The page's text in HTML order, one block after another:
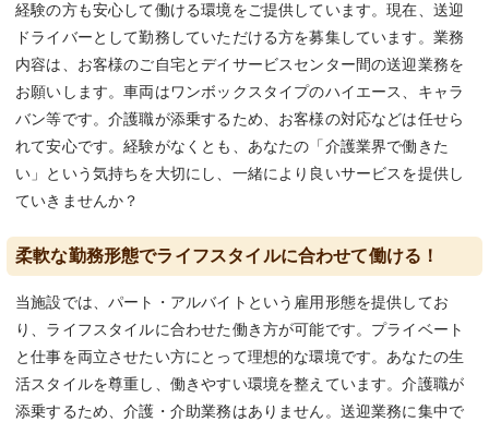
経験の方も安心して働ける環境をご提供しています。現在、送迎
ドライバーとして勤務していただける方を募集しています。業務
内容は、お客様のご自宅とデイサービスセンター間の送迎業務を
お願いします。車両はワンボックスタイプのハイエース、キャラ
バン等です。介護職が添乗するため、お客様の対応などは任せら
れて安心です。経験がなくとも、あなたの「介護業界で働きた
い」という気持ちを大切にし、一緒により良いサービスを提供し
ていきませんか？
柔軟な勤務形態でライフスタイルに合わせて働ける！
当施設では、パート・アルバイトという雇用形態を提供してお
り、ライフスタイルに合わせた働き方が可能です。プライベート
と仕事を両立させたい方にとって理想的な環境です。あなたの生
活スタイルを尊重し、働きやすい環境を整えています。介護職が
添乗するため、介護・介助業務はありません。送迎業務に集中で